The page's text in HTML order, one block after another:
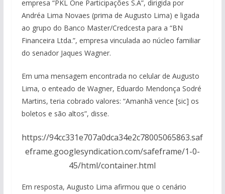
empresa “PKL One Participações S.A”, dirigida por
Andréa Lima Novaes (prima de Augusto Lima) e ligada
ao grupo do Banco Master/Credcesta para a “BN
Financeira Ltda.”, empresa vinculada ao núcleo familiar
do senador Jaques Wagner.
Em uma mensagem encontrada no celular de Augusto
Lima, o enteado de Wagner, Eduardo Mendonça Sodré
Martins, teria cobrado valores: “Amanhã vence [sic] os
boletos e são altos”, disse.
https://94cc331e707a0dca34e2c78005065863.saf
eframe.googlesyndication.com/safeframe/1-0-
45/html/container.html
Em resposta, Augusto Lima afirmou que o cenário